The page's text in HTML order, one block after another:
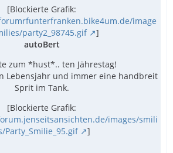
[Blockierte Grafik:
image
party2_98745.gif
]
autoBert
zum *hust*.. ten Jährestag!
Lebensjahr und immer eine handbreit
Sprit im Tank.
[Blockierte Grafik:
images/smili
Party_Smilie_95.gif
]